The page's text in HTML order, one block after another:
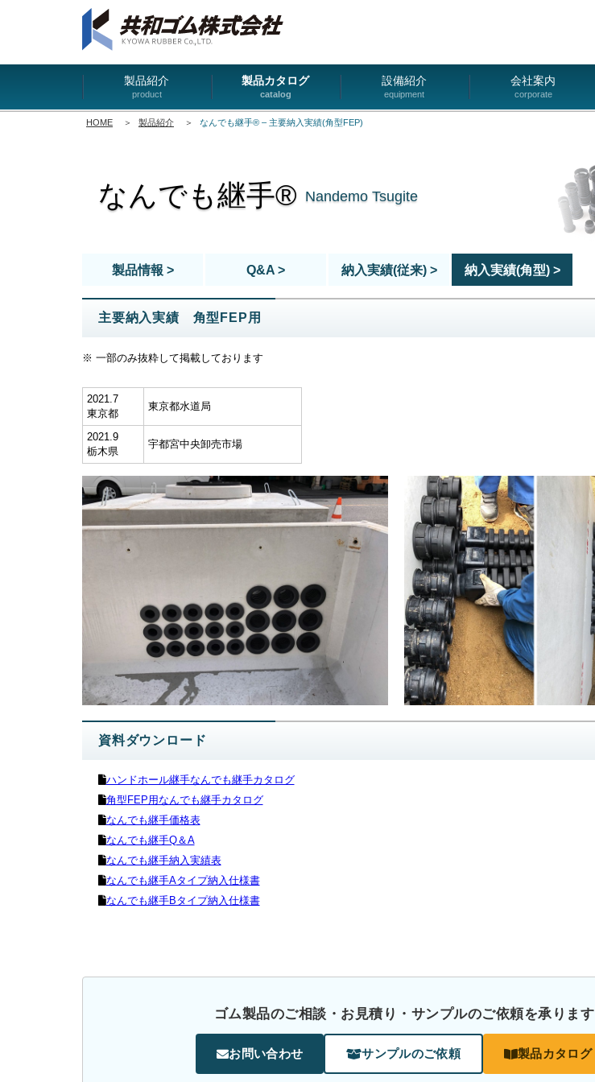
製品紹介
product
製品カタログ
catalog
設備紹介
equipment
会社案内
corporate
HOME ＞ 製品紹介 ＞ なんでも継手® – 主要納入実績(角型FEP)
なんでも継手® Nandemo Tsugite
製品情報 > Q&A > 納入実績(従来) > 納入実績(角型) >
主要納入実績 角型FEP用
※ 一部のみ抜粋して掲載しております
2021.7
東京都
東京都水道局
2021.9
栃木県
宇都宮中央卸売市場
資料ダウンロード
ハンドホール継手なんでも継手カタログ
角型FEP用なんでも継手カタログ
なんでも継手価格表
なんでも継手Q＆A
なんでも継手納入実績表
なんでも継手Aタイプ納入仕様書
なんでも継手Bタイプ納入仕様書
ゴム製品のご相談・お見積り・サンプルのご依頼を承ります
お問い合わせ サンプルのご依頼 製品カタログ